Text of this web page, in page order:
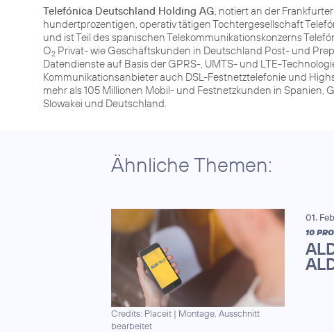
Telefónica Deutschland Holding AG, notiert an der
hundertprozentigen, operativ tätigen Tochtergesellschaft
und ist Teil des spanischen Telekommunikationskonzerns
O2 Privat- wie Geschäftskunden in Deutschland Post- und
Datendienste auf Basis der GPRS-, UMTS- und LTE-
Kommunikationsanbieter auch DSL-Festnetztelefonie und
mehr als 105 Millionen Mobil- und Festnetzkunden in Spanien,
Slowakei und Deutschland.
Ähnliche Themen:
Credits: Placeit | Montage, Ausschnitt
bearbeitet
01.
10